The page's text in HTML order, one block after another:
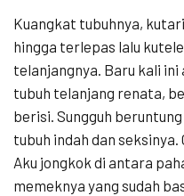
Kuangkat tubuhnya,
hingga terlepas lalu
telanjangnya. Baru kali
tubuh telanjang renata,
berisi. Sungguh
tubuh indah dan
Aku jongkok di antara
memeknya yang sudah